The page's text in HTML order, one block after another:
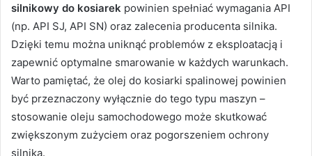
silnikowy do kosiarek powinien spełniać wymagania API
(np. API SJ, API SN) oraz zalecenia producenta silnika.
Dzięki temu można uniknąć problemów z eksploatacją i
zapewnić optymalne smarowanie w każdych warunkach.
Warto pamiętać, że olej do kosiarki spalinowej powinien
być przeznaczony wyłącznie do tego typu maszyn –
stosowanie oleju samochodowego może skutkować
zwiększonym zużyciem oraz pogorszeniem ochrony
silnika.